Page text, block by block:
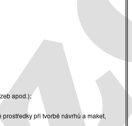
apod.);
při tvorbě návrhů a maket,